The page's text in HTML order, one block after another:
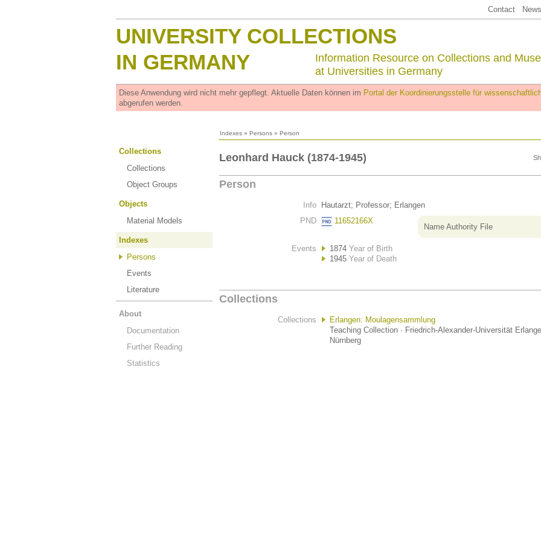
Contact
UNIVERSITY COLLECTIONS
IN GERMANY
Information Resource on Collections and
at Universities in Germany
Diese Anwendung wird nicht mehr gepflegt. Aktuelle Daten können im Portal der Koordinierungsstelle für
abgerufen werden.
Indexes » Persons » Person
Collections
Collections
Object Groups
Objects
Material Models
Indexes
Persons
Events
Literature
About
Documentation
Further Reading
Statistics
Leonhard Hauck (1874-1945)
Person
Info
Hautarzt; Professor; Erlangen
PND
11652166X
Name Authority File
Events 1874 Year of Birth
1945 Year of Death
Collections
Collections
Erlangen: Moulagensammlung
Teaching Collection · Friedrich-Alexander-Universität
Nürnberg